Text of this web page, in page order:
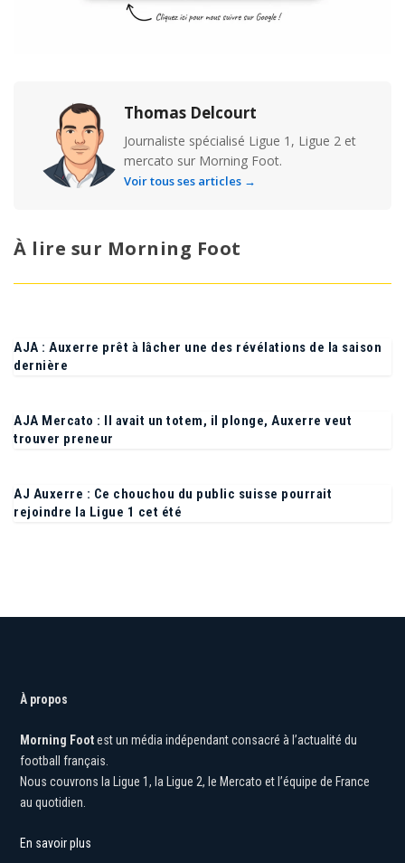
Thomas Delcourt
Journaliste spécialisé Ligue 1, Ligue 2 et
mercato sur Morning Foot.
Voir tous ses articles →
À lire sur Morning Foot
AJA : Auxerre prêt à lâcher une des révélations de la saison
AJA Mercato : Il avait un totem, il plonge, Auxerre veut
trouver preneur
AJ Auxerre : Ce chouchou du public suisse pourrait
rejoindre la Ligue 1 cet été
À propos
Morning Foot
est un média indépendant consacré à l’actualité du
football français.
Nous couvrons la Ligue 1, la Ligue 2, le Mercato et l’équipe de France
au quotidien.
En savoir plus